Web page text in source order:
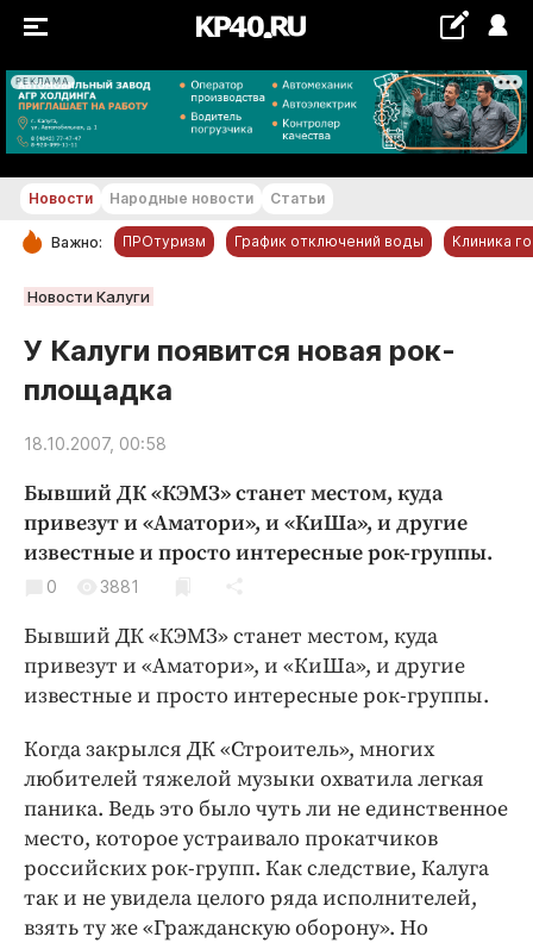
РЕКЛАМА
+17...+18 °С
РУБРИКИ
Новости компаний
Статьи
Народные новости
Авто и транспорт
Благоустройство
Криминал
Культура
Образование
Общество
Праздники
Происшествия
Спорт
Экономика и бизнес
ПРОЕКТЫ
Новости Народные новости Статьи
Важно: ПРОтуризм График отключений воды Клиника
Новости Калуги
У Калуги появится новая рок-
площадка
18.10.2007, 00:58
Бывший ДК «КЭМЗ» станет местом, куда
привезут и «Аматори», и «КиШа», и другие
известные и просто интересные рок-группы.
0 3881
Бывший ДК «КЭМЗ» станет местом, куда
привезут и «Аматори», и «КиШа», и другие
известные и просто интересные рок-группы.
Когда закрылся ДК «Строитель», многих
любителей тяжелой музыки охватила легкая
паника. Ведь это было чуть ли не единственное
место, которое устраивало прокатчиков
российских рок-групп. Как следствие, Калуга
так и не увидела целого ряда исполнителей,
взять ту же «Гражданскую оборону». Но